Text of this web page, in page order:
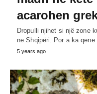
acarohen
Dropulli njihet si një zone
ne Shqipëri. Por a ka
5 years ago